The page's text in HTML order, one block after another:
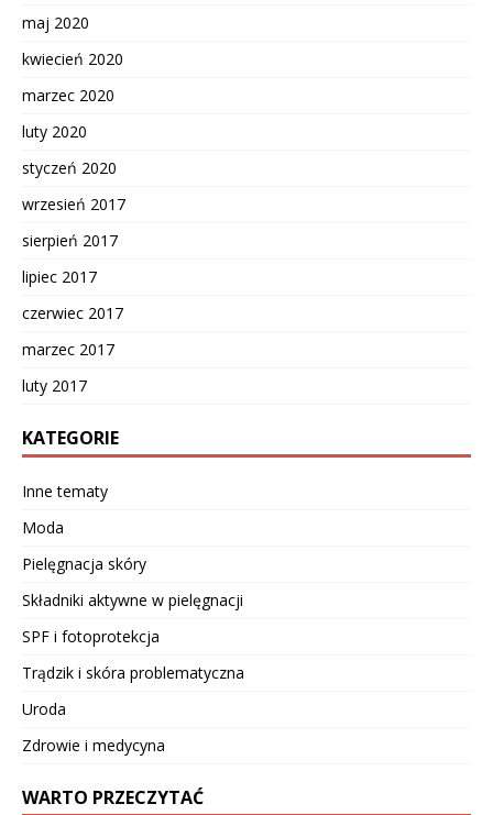
maj 2020
kwiecień 2020
marzec 2020
luty 2020
styczeń 2020
wrzesień 2017
sierpień 2017
lipiec 2017
czerwiec 2017
marzec 2017
luty 2017
KATEGORIE
Inne tematy
Moda
Pielęgnacja skóry
Składniki aktywne w pielęgnacji
SPF i fotoprotekcja
Trądzik i skóra problematyczna
Uroda
Zdrowie i medycyna
WARTO PRZECZYTAĆ